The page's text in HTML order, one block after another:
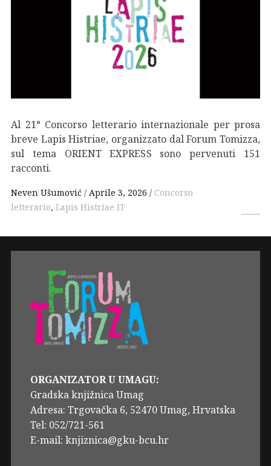
Al 21° Concorso letterario internazionale per prosa
breve Lapis Histriae, organizzato dal Forum Tomizza,
sul tema ORIENT EXPRESS sono pervenuti 151
racconti.
Neven Ušumović Aprile 3, 2026
Concorso
letterario, Lapis Histriae IT
ORGANIZATOR U UMAGU:
Gradska knjižnica Umag
Adresa: Trgovačka 6, 52470 Umag, Hrvatska
Tel: 052/721-561
E-mail: knjiznica@gku-bcu.hr